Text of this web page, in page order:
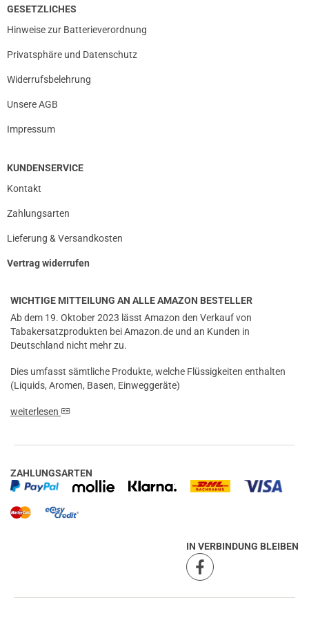
GESETZLICHES
Hinweise zur Batterieverordnung
Privatsphäre und Datenschutz
Widerrufsbelehrung
Unsere AGB
Impressum
KUNDENSERVICE
Kontakt
Zahlungsarten
Lieferung & Versandkosten
Vertrag widerrufen
WICHTIGE MITTEILUNG AN ALLE AMAZON BESTELLER
Ab dem 19. Oktober 2023 lässt Amazon den Verkauf von
Tabakersatzprodukten bei Amazon.de und an Kunden in
Deutschland nicht mehr zu.
Dies umfasst sämtliche Produkte, welche Flüssigkeiten enthalten
(Liquids, Aromen, Basen, Einweggeräte)
weiterlesen
ZAHLUNGSARTEN
IN VERBINDUNG BLEIBEN